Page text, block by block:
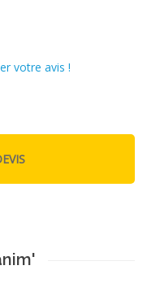
votre avis !